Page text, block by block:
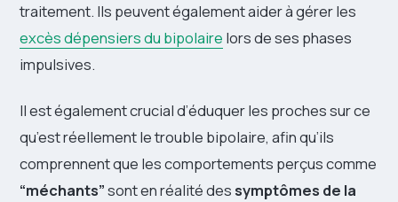
traitement. Ils peuvent également aider à gérer les
excès dépensiers du bipolaire lors de ses phases
impulsives.
Il est également crucial d’éduquer les proches sur ce
qu’est réellement le trouble bipolaire, afin qu’ils
comprennent que les comportements perçus comme
“méchants”sont en réalité dessymptômes de la